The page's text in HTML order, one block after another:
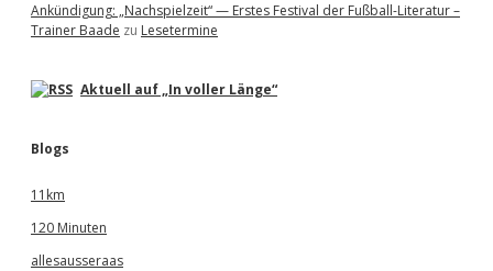
Ankündigung: „Nachspielzeit“ — Erstes Festival der Fußball-Literatur –
Trainer Baade zu Lesetermine
Aktuell auf „In voller Länge“
Blogs
11km
120 Minuten
allesausseraas